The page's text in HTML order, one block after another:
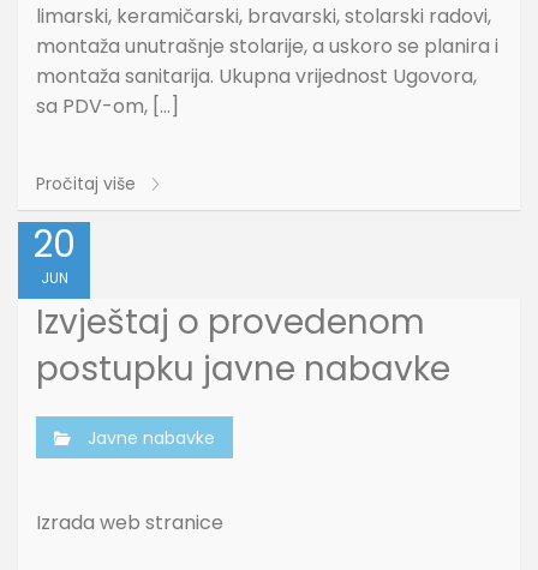
limarski, keramičarski, bravarski, stolarski radovi,
montaža unutrašnje stolarije, a uskoro se planira i
montaža sanitarija. Ukupna vrijednost Ugovora,
sa PDV-om, […]
Pročitaj više
20
JUN
Izvještaj o provedenom
postupku javne nabavke
Javne nabavke
Izrada web stranice